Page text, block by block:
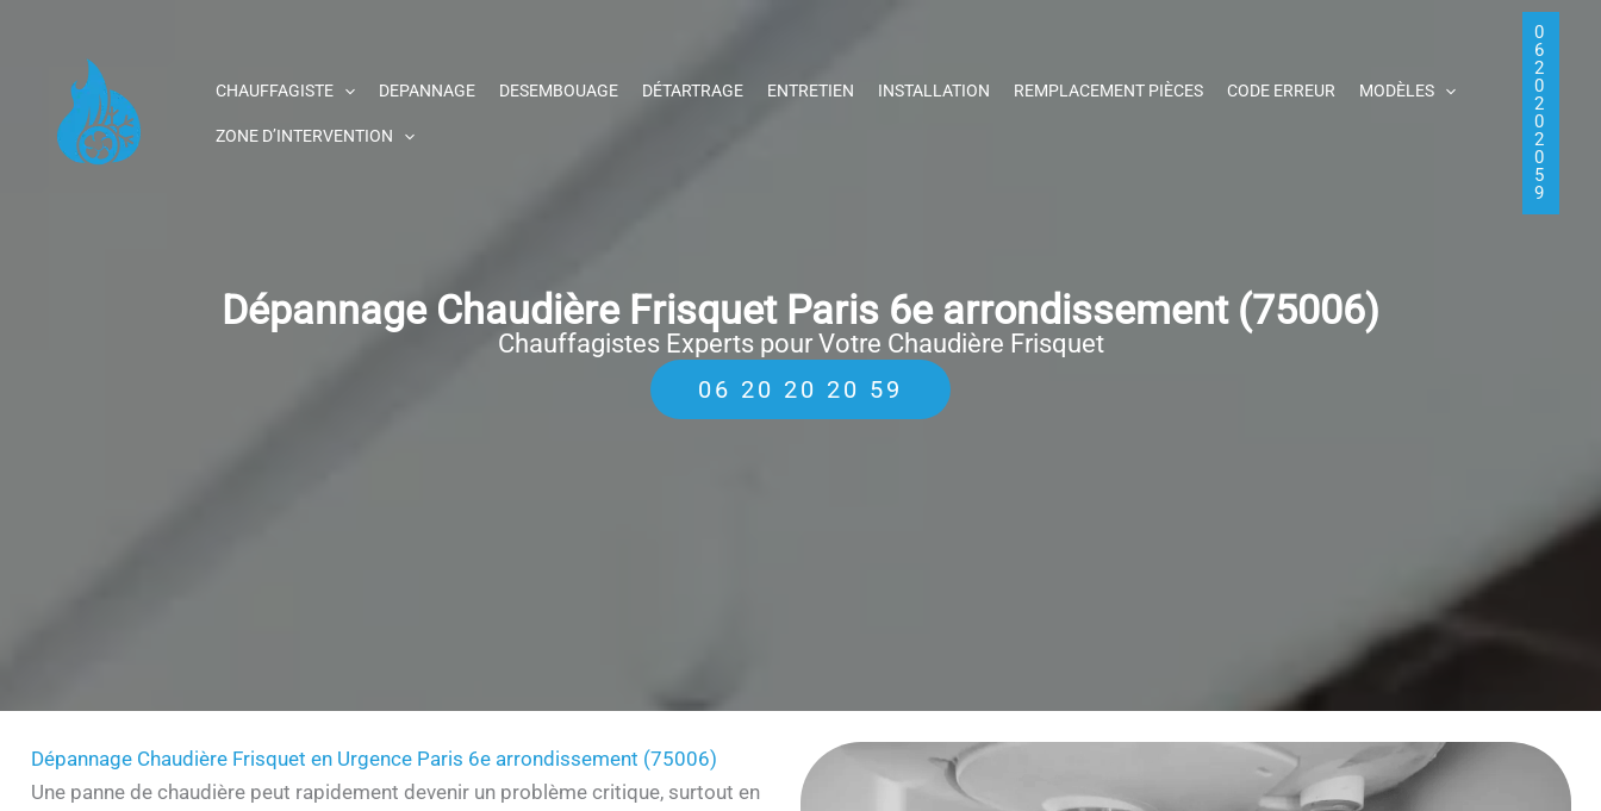
contenu
CHAUFFAGISTE DEPANNAGE DESEMBOUAGE DÉTARTRAGE ENTRETIEN INSTALLATION REMPLACEMENT PIÈCES CODE ERREUR MODÈLES
ZONE D’INTERVENTION
0
6
2
0
2
0
2
0
5
9
Dépannage Chaudière Frisquet Paris 6e arrondissement (75006)
Chauffagistes Experts pour Votre Chaudière Frisquet
06 20 20 20 59
Dépannage Chaudière Frisquet en Urgence Paris 6e arrondissement (75006)
Une panne de chaudière peut rapidement devenir un problème critique, surtout en